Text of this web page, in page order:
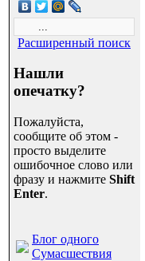
Расширенный поиск
Нашли
опечатку?
Пожалуйста,
сообщите об этом -
просто выделите
ошибочное слово или
фразу и нажмите Shift
Enter.
Блог одного
Сумасшествия